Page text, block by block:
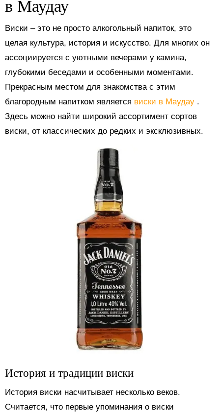
в Маудау
Виски – это не просто алкогольный напиток, это
целая культура, история и искусство. Для многих он
ассоциируется с уютными вечерами у камина,
глубокими беседами и особенными моментами.
Прекрасным местом для знакомства с этим
благородным напитком является виски в Маудау .
Здесь можно найти широкий ассортимент сортов
виски, от классических до редких и эксклюзивных.
История и традиции виски
История виски насчитывает несколько веков.
Считается, что первые упоминания о виски